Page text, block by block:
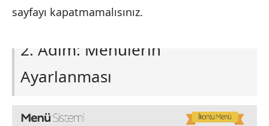
sayfayı kapatmamalısınız.
2. Adım: Menülerin
Ayarlanması